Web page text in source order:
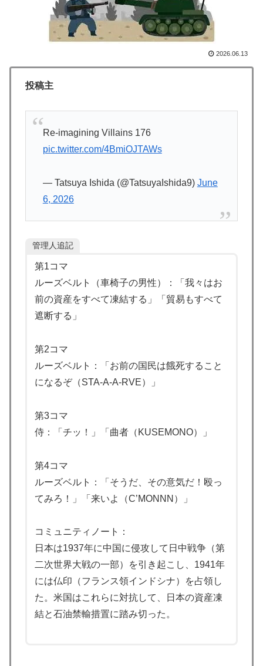
韓国人「韓国人が衝撃を受けた意外な日本の運転文化が
こちらです‥」→「日本人はこんなに徹底している‥」
▶ 【海外の反応】冨安健洋がクリスタル・パレス加入へ
【海外の反応】日本のウェブサイトって質の低いものが
多い気がする → 「日本のIT業界は色々と問題があるか
らな」「ゲームのUIは優れてるのに不思議」
の反応をご覧ください・・・」→「」
韓国人「熊本地震で見る日本の土木技術の完全勝利をご
覧ください」→「これはすごいわ」「こういうのを見る
がまさに経験値である」
日本旅行キャンセルすべきか…1万年ぶり史上最大級の
火山の兆し＝韓国の反応
海外「剣が二回斬り合っただけで折れるのはどういうこ
となんだ」満点なのに二度と起動しない理由…
韓国人「韓国に10年間の出場権剥奪や過去ワールドカッ
プ、オリンピック予選の記録削除を要求するFIFA公式制
裁を海外メディアが報道！」
国際的な小咄 読者投稿 中小企業診断士受験者向けのIT
パスポート試験対策
韓国人「残酷だった日帝強占期前後の写真を見てみよ
症状「日本後PTSD」に海外が大騒ぎ
海外「消火栓もフェイクだから消防士が右往左往する中
国www」
韓国人「猛暑で〇〇も疲れ果てた…〇〇の個体数が急
減」
フランス人「欲張りすぎだ」中村敬斗、ランス残留の可
2026.06.13
投稿主
Re-imagining Villains 176
pic.twitter.com/4BmiOJTAWs
— Tatsuya Ishida (@TatsuyaIshida9) June
6, 2026
管理人追記
第1コマ
ルーズベルト（車椅子の男性）：「我々はお
前の資産をすべて凍結する」「貿易もすべて
遮断する」
第2コマ
ルーズベルト：「お前の国民は餓死すること
になるぞ（STA-A-A-RVE）」
第3コマ
侍：「チッ！」「曲者（KUSEMONO）」
第4コマ
ルーズベルト：「そうだ、その意気だ！殴っ
てみろ！」「来いよ（C’MONNN）」
コミュニティノート：
日本は1937年に中国に侵攻して日中戦争（第
二次世界大戦の一部）を引き起こし、1941年
には仏印（フランス領インドシナ）を占領し
た。米国はこれらに対抗して、日本の資産凍
結と石油禁輸措置に踏み切った。